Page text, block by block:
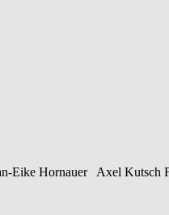
Eike Hornauer Axel